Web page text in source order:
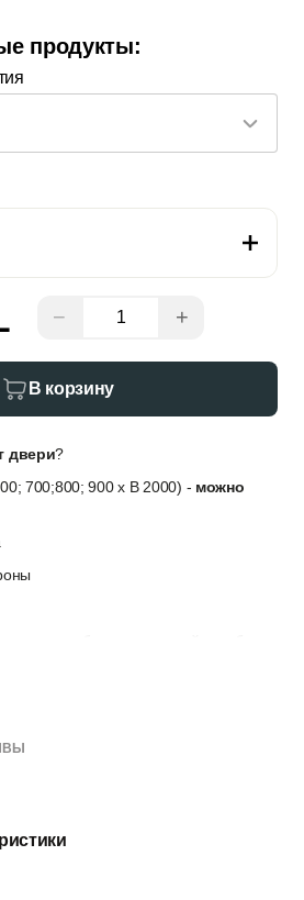
продукты:
− +
В корзину
двери?
700;800; 900 x В 2000) - можно
закрыть её только наличниками.
ручку, замок и петли — их можно